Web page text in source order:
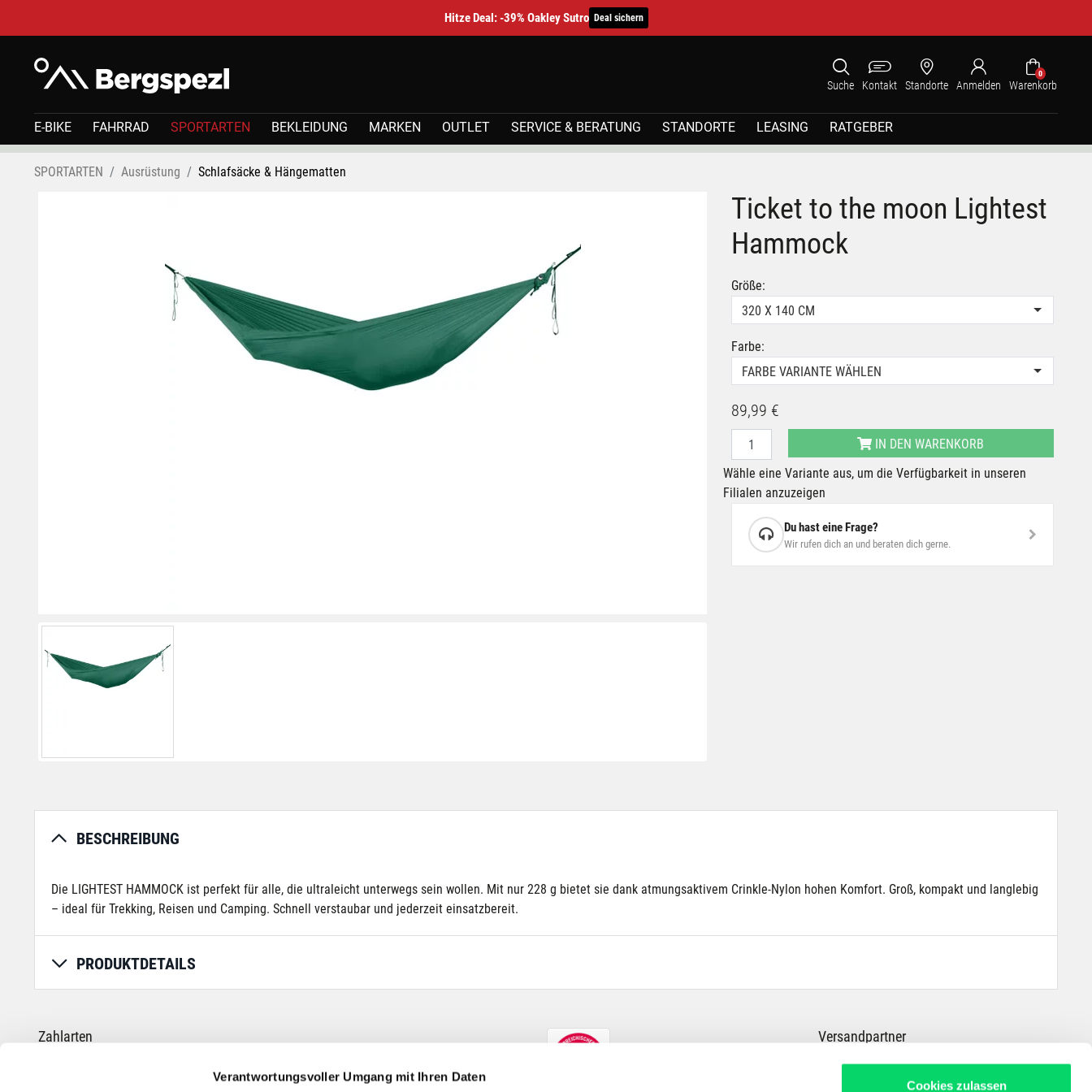
Verantwortungsvoller Umgang mit Ihren Daten
Cookies zulassen
Hitze Deal: -39% Oakley Sutro Deal sichern
Suche Kontakt Standorte Anmelden
0
Warenkorb
E-BIKE FAHRRAD SPORTARTEN BEKLEIDUNG MARKEN OUTLET SERVICE & BERATUNG STANDORTE LEASING RATGEBER
SPORTARTEN Ausrüstung Schlafsäcke & Hängematten
Ticket to the moon Lightest
Hammock
Größe:
320 X 140 CM
Farbe:
FARBE VARIANTE WÄHLEN
89,99 €
IN DEN WARENKORB
Wähle eine Variante aus, um die Verfügbarkeit in unseren
Filialen anzuzeigen
Du hast eine Frage?
Wir rufen dich an und beraten dich gerne.
BESCHREIBUNG
Die LIGHTEST HAMMOCK ist perfekt für alle, die ultraleicht unterwegs sein wollen. Mit nur 228 g bietet sie dank atmungsaktivem Crinkle-Nylon hohen Komfort. Groß, kompakt und langlebig
– ideal für Trekking, Reisen und Camping. Schnell verstaubar und jederzeit einsatzbereit.
PRODUKTDETAILS
Zahlarten Versandpartner